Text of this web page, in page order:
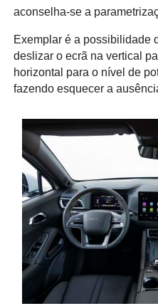
aconselha-se a
Exemplar é a possibilidade
deslizar o ecrã na vertical
horizontal para o nível de
fazendo esquecer a